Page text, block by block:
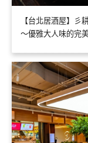
【台北居酒屋】彡
～優雅大人味的完